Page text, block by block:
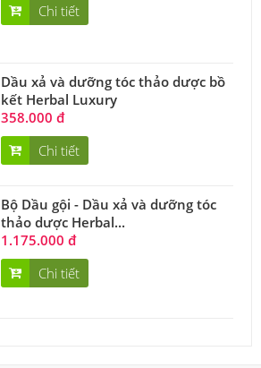
Chi tiết
Dầu xả và dưỡng tóc thảo dược bồ
kết Herbal Luxury
358.000 đ
Chi tiết
Bộ Dầu gội - Dầu xả và dưỡng tóc
thảo dược Herbal...
1.175.000 đ
Chi tiết